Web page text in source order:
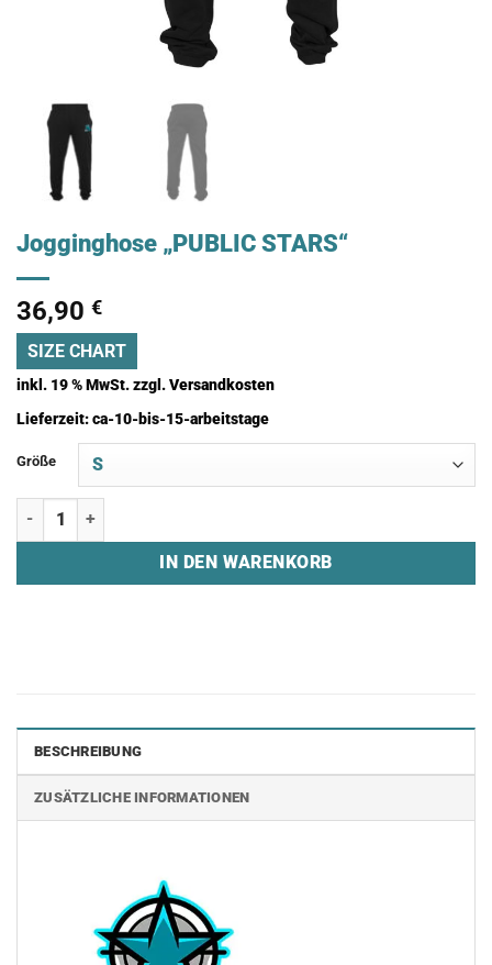
Jogginghose „PUBLIC STARS“
36,90 €
SIZE CHART
inkl. 19 % MwSt.zzgl.Versandkosten
Lieferzeit:ca-10-bis-15-arbeitstage
Größe
Jogginghose "PUBLIC STARS" Menge
IN DEN WARENKORB
BESCHREIBUNG
ZUSÄTZLICHE INFORMATIONEN